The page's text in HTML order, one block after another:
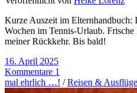
Kurze Auszeit im Elternhandbuch:
Wochen im Tennis-Urlaub. Frische
meiner Rückkehr. Bis bald!
16. April 2025
Kommentare 1
mal ehrlich …! /Reisen & Ausflüge